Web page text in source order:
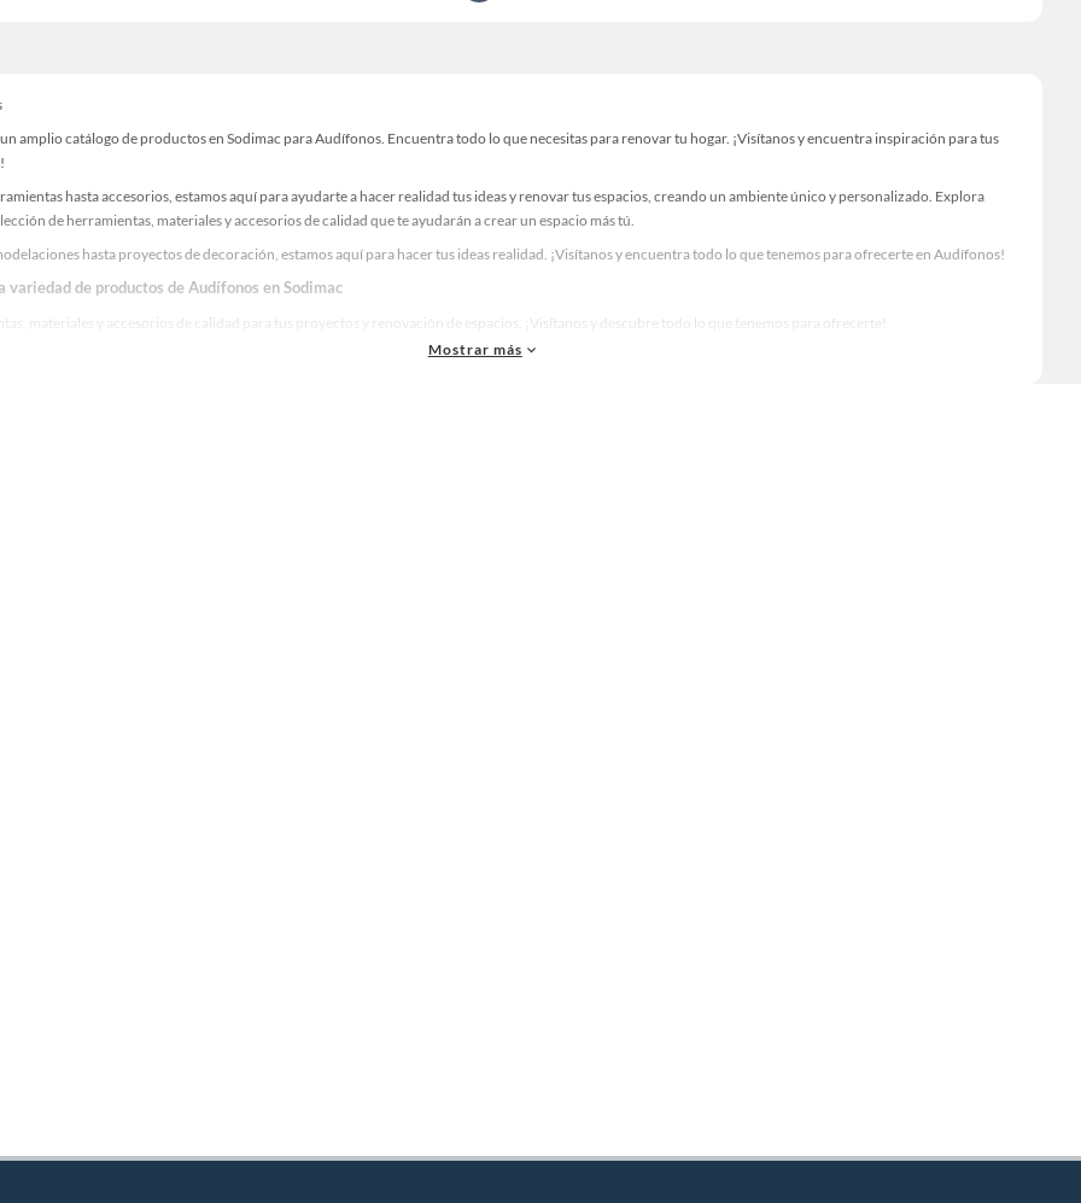
amplio catálogo de productos en Sodimac para Audífonos. Encuentra todo lo que necesitas para renovar tu hogar. ¡Visítanos y encuentra inspiración para tus
hasta accesorios, estamos aquí para ayudarte a hacer realidad tus ideas y renovar tus espacios, creando un ambiente único y personalizado. Explora
de herramientas, materiales y accesorios de calidad que te ayudarán a crear un espacio más tú.
hasta proyectos de decoración, estamos aquí para hacer tus ideas realidad. ¡Visítanos y encuentra todo lo que tenemos para ofrecerte en Audífonos!
variedad de productos de Audífonos en Sodimac
materiales y accesorios de calidad para tus proyectos y renovación de espacios. ¡Visítanos y descubre todo lo que tenemos para ofrecerte!
una amplia variedad de productos de Audífonos en Sodimac. Encuentra todo lo necesario para tus proyectos de renovación y decoración. ¡Visítanos y haz tus ideas
Mostrar más